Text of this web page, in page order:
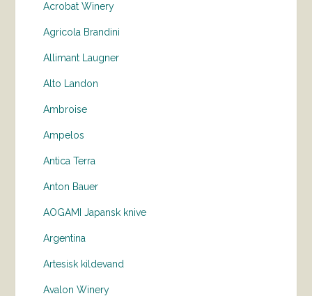
Acrobat Winery
Agricola Brandini
Allimant Laugner
Alto Landon
Ambroise
Ampelos
Antica Terra
Anton Bauer
AOGAMI Japansk knive
Argentina
Artesisk kildevand
Avalon Winery